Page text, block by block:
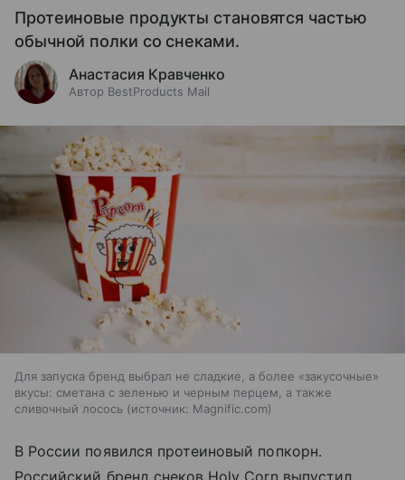
Протеиновые продукты становятся частью
обычной полки со снеками.
Анастасия Кравченко
Автор BestProducts Mail
Для запуска бренд выбрал не сладкие, а более «закусочные»
вкусы: сметана с зеленью и черным перцем, а также
сливочный лосось
источник: Magnific.com
В России появился протеиновый попкорн.